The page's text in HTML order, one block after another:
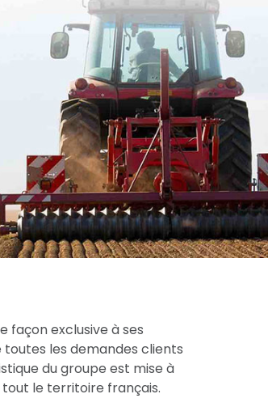
façon exclusive à ses
les demandes clients
du groupe est mise à
le territoire français.